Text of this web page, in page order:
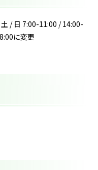
/ 日 7:00-11:00 / 14:00-
に変更